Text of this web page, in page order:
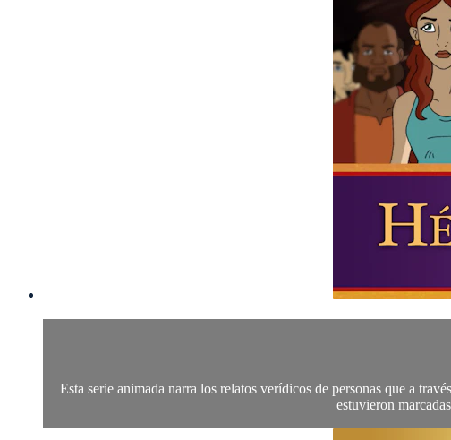
Esta serie animada narra los relatos verídicos de personas que a
estuvieron